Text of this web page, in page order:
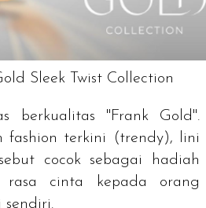
Sleek Twist Collection
berkualitas "Frank Gold".
fashion terkini (trendy), lini
cocok sebagai hadiah
rasa cinta kepada orang